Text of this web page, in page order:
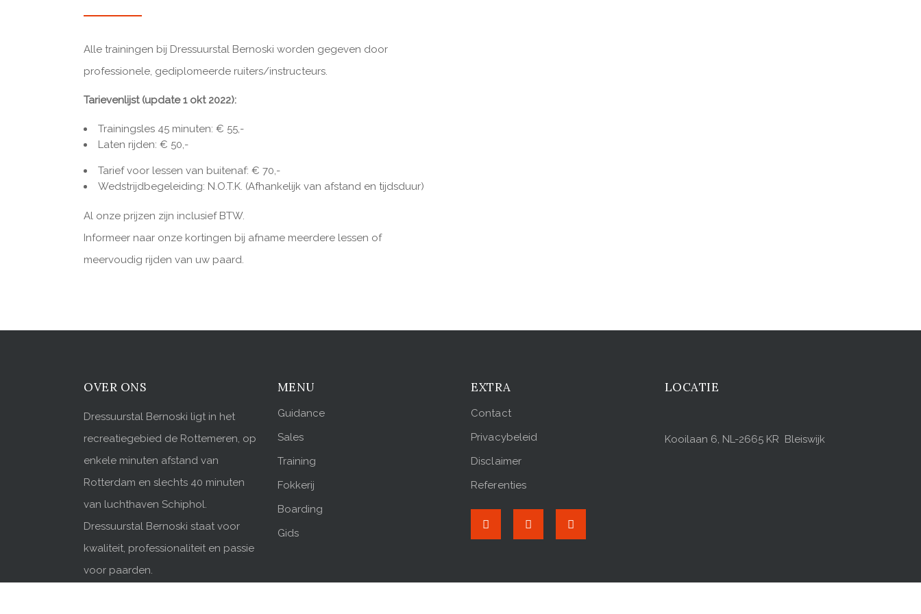
Alle trainingen bij Dressuurstal Bernoski worden gegeven door
professionele, gediplomeerde ruiters/instructeurs.
Tarievenlijst (update 1 okt 2022):
Trainingsles 45 minuten: € 55,-
Laten rijden: € 50,-
Tarief voor lessen van buitenaf: € 70,-
Wedstrijdbegeleiding: N.O.T.K. (Afhankelijk van afstand en tijdsduur)
Al onze prijzen zijn inclusief BTW.
Informeer naar onze kortingen bij afname meerdere lessen of
meervoudig rijden van uw paard.
OVER ONS
Dressuurstal Bernoski ligt in het
recreatiegebied de Rottemeren, op
enkele minuten afstand van
Rotterdam en slechts 40 minuten
van luchthaven Schiphol.
Dressuurstal Bernoski staat voor
kwaliteit, professionaliteit en passie
voor paarden.
MENU
Guidance
Sales
Training
Fokkerij
Boarding
Gids
EXTRA
Contact
Privacybeleid
Disclaimer
Referenties
LOCATIE
Kooilaan 6, NL-2665 KR Bleiswijk